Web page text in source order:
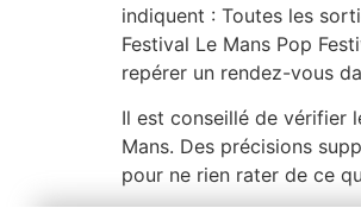
indiquent : Toutes les
Festival Le Mans Pop
repérer un rendez-vous
Il est conseillé de vérifier
Mans. Des précisions
pour ne rien rater de ce